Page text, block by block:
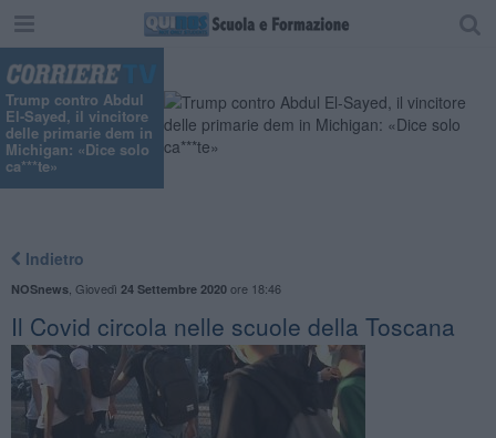
Trump contro Abdul
El-Sayed, il vincitore
delle primarie dem in
Michigan: «Dice solo
ca***te»
Indietro
NOSnews, Giovedì 24 Settembre 2020ore 18:46
Il Covid circola nelle scuole della Toscana